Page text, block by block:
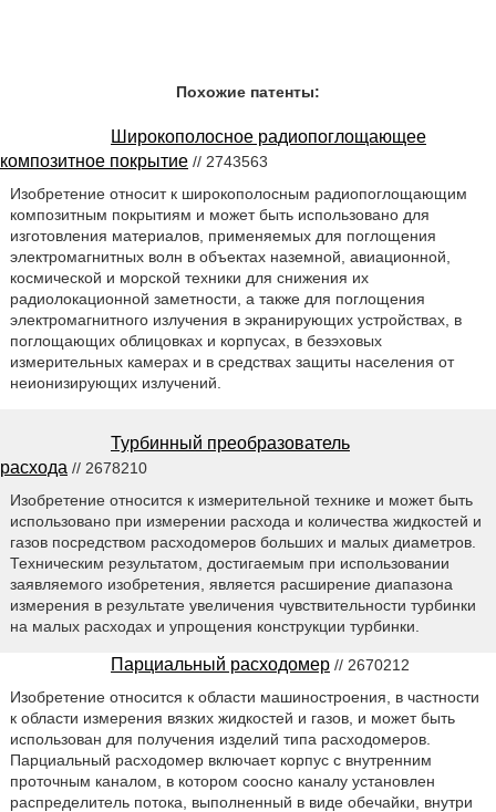
Похожие патенты:
Широкополосное радиопоглощающее
композитное покрытие // 2743563
Изобретение относит к широкополосным радиопоглощающим
композитным покрытиям и может быть использовано для
изготовления материалов, применяемых для поглощения
электромагнитных волн в объектах наземной, авиационной,
космической и морской техники для снижения их
радиолокационной заметности, а также для поглощения
электромагнитного излучения в экранирующих устройствах, в
поглощающих облицовках и корпусах, в безэховых
измерительных камерах и в средствах защиты населения от
неионизирующих излучений.
Турбинный преобразователь
расхода // 2678210
Изобретение относится к измерительной технике и может быть
использовано при измерении расхода и количества жидкостей и
газов посредством расходомеров больших и малых диаметров.
Техническим результатом, достигаемым при использовании
заявляемого изобретения, является расширение диапазона
измерения в результате увеличения чувствительности турбинки
на малых расходах и упрощения конструкции турбинки.
Парциальный расходомер // 2670212
Изобретение относится к области машиностроения, в частности
к области измерения вязких жидкостей и газов, и может быть
использован для получения изделий типа расходомеров.
Парциальный расходомер включает корпус с внутренним
проточным каналом, в котором соосно каналу установлен
распределитель потока, выполненный в виде обечайки, внутри